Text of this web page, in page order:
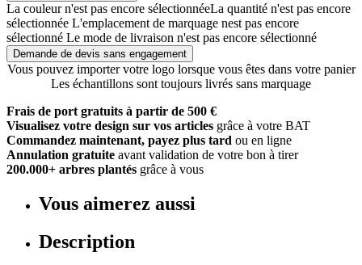
La couleur n'est pas encore sélectionnéeLa quantité n'est pas encore
sélectionnée L'emplacement de marquage nest pas encore
sélectionné Le mode de livraison n'est pas encore sélectionné
Demande de devis sans engagement
Vous pouvez importer votre logo lorsque vous êtes dans votre panier
Les échantillons sont toujours livrés sans marquage
Frais de port gratuits à partir de 500 €
Visualisez votre design sur vos articles grâce à votre BAT
Commandez maintenant, payez plus tard ou en ligne
Annulation gratuite avant validation de votre bon à tirer
200.000+ arbres plantés grâce à vous
Vous aimerez aussi
Description